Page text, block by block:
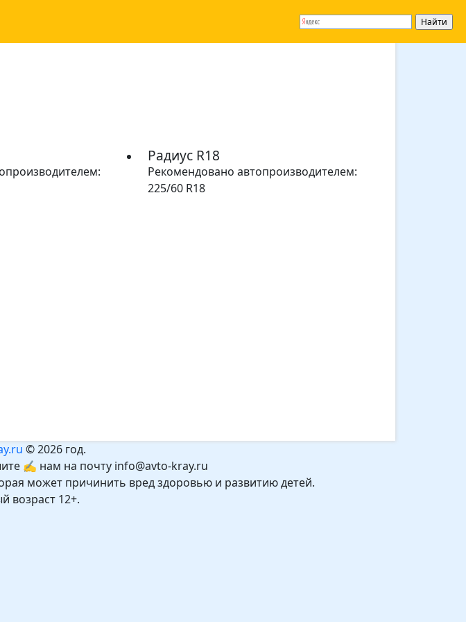
Радиус R18
Рекомендовано автопроизводителем:
225/60 R18
© 2026 год.
✍ нам на почту info@avto-kray.ru
может причинить вред здоровью и развитию детей.
возраст 12+.